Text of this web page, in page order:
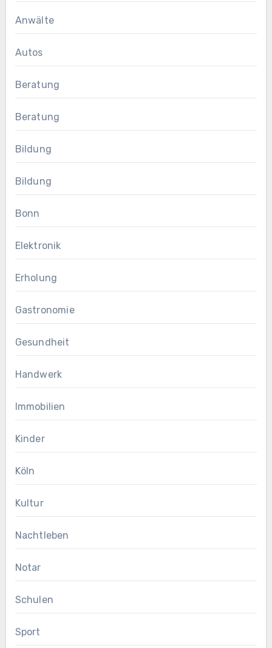
Anwälte
Autos
Beratung
Beratung
Bildung
Bildung
Bonn
Elektronik
Erholung
Gastronomie
Gesundheit
Handwerk
Immobilien
Kinder
Köln
Kultur
Nachtleben
Notar
Schulen
Sport